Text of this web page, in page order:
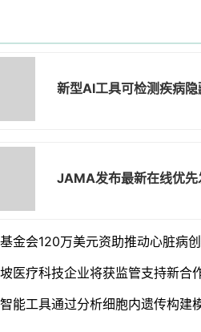
新型AI工具可检测疾病
JAMA发布最新在线优先
金会120万美元资助推动心脏病
医疗科技企业将获监管支持新合
能工具通过分析细胞内遗传构建